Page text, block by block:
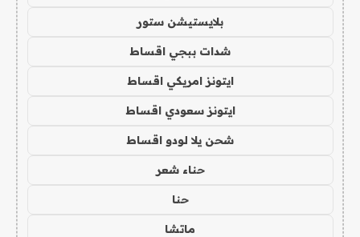
بلايستيشن ستور
شدات ببجي اقساط
ايتونز امريكي اقساط
ايتونز سعودي اقساط
شحن يلا لودو اقساط
حناء شعر
حنا
ماتشا